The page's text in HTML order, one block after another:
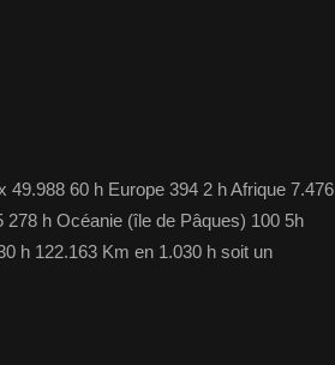
60 h Europe 394 2 h Afrique 7.476
278 h Océanie (île de Pâques) 100 5h
h 122.163 Km en 1.030 h soit un